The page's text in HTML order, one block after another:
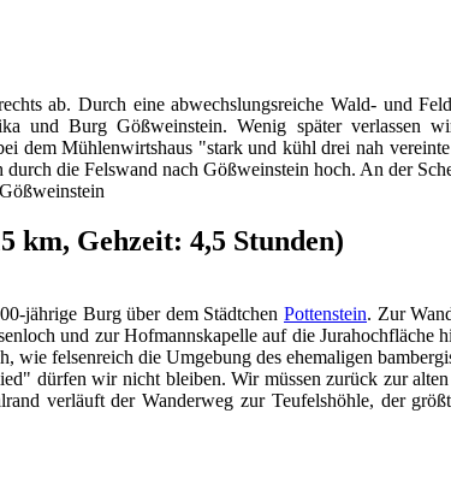
ab. Durch eine abwechslungsreiche Wald- und
und Burg Gößweinstein. Wenig später
dem Mühlenwirtshaus "stark und kühl drei nah
die Felswand nach Gößweinstein hoch. An der
km, Gehzeit: 4,5 Stunden)
jährige Burg über dem Städtchen Pottenstein. Zur
und zur Hofmannskapelle auf die Jurahochfläche
felsenreich die Umgebung des ehemaligen
dürfen wir nicht bleiben. Wir müssen zurück zur
verläuft der Wanderweg zur Teufelshöhle, der